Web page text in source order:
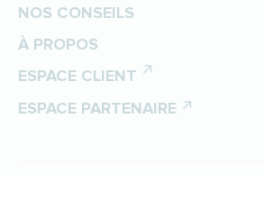
NOS CONSEILS
À PROPOS
ESPACE CLIENT
ESPACE PARTENAIRE